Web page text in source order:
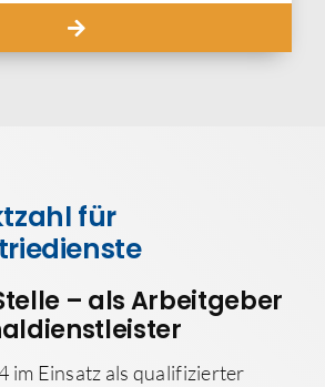
für
– als Arbeitgeber
im Einsatz als qualifizierter